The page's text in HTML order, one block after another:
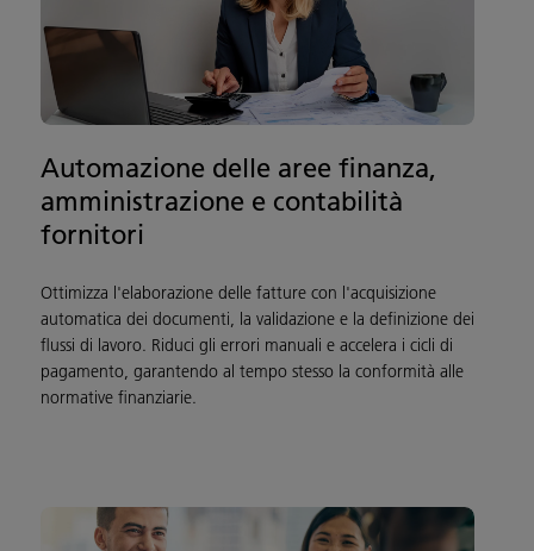
Automazione delle aree finanza,
amministrazione e contabilità
fornitori
Ottimizza l'elaborazione delle fatture con l'acquisizione
automatica dei documenti, la validazione e la definizione dei
flussi di lavoro. Riduci gli errori manuali e accelera i cicli di
pagamento, garantendo al tempo stesso la conformità alle
normative finanziarie.